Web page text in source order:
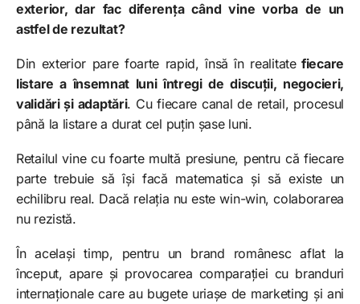
exterior, dar fac diferența când vine vorba de un
astfel de rezultat?
Din exterior pare foarte rapid, însă în realitatefiecare
listare a însemnat luni întregi de discuții, negocieri,
validări și adaptări. Cu fiecare canal de retail, procesul
până la listare a durat cel puțin șase luni.
Retailul vine cu foarte multă presiune, pentru că fiecare
parte trebuie să își facă matematica și să existe un
echilibru real. Dacă relația nu este win-win, colaborarea
nu rezistă.
În același timp, pentru un brand românesc aflat la
început, apare și provocarea comparației cu branduri
internaționale care au bugete uriașe de marketing și ani